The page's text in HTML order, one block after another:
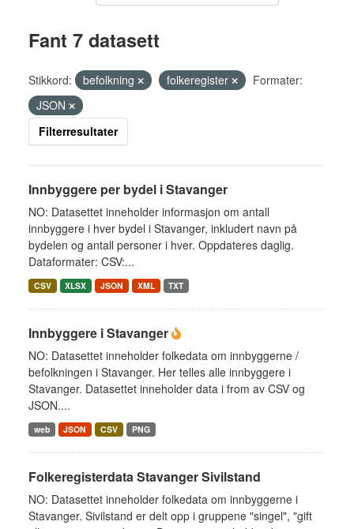
Fant 7 datasett
Stikkord: befolkning folkeregister
Formater:
JSON
Filterresultater
Innbyggere per bydel i Stavanger
NO: Datasettet inneholder informasjon om antall
innbyggere i hver bydel i Stavanger, inkludert navn på
bydelen og antall personer i hver. Oppdateres daglig.
Dataformater: CSV:...
CSV XLSX JSON XML TXT
Innbyggere i Stavanger
NO: Datasettet inneholder folkedata om innbyggerne /
befolkningen i Stavanger. Her telles alle innbyggere i
Stavanger. Datasettet inneholder data i from av CSV og
JSON....
web JSON CSV PNG
Folkeregisterdata Stavanger Sivilstand
NO: Datasettet inneholder folkedata om innbyggerne i
Stavanger. Sivilstand er delt opp i gruppene "singel", "gift